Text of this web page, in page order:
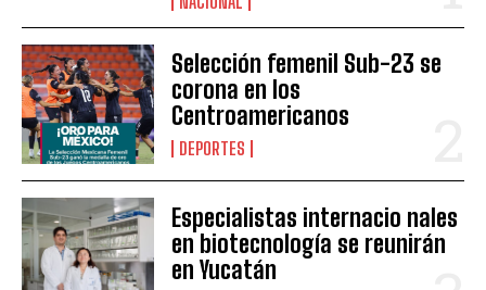
Selección femenil Sub-23 se
corona en los
Centroamericanos
DEPORTES
Especialistas internacio nales
en biotecnología se reunirán
en Yucatán